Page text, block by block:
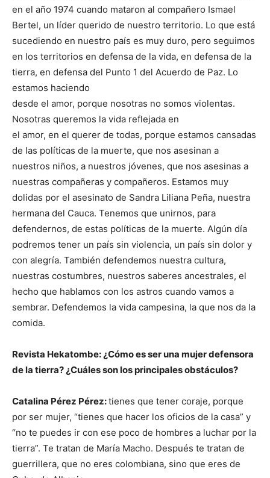
en el año 1974 cuando mataron al compañero Ismael
Bertel, un líder querido de nuestro territorio. Lo que está
sucediendo en nuestro país es muy duro, pero seguimos
en los territorios en defensa de la vida, en defensa de la
tierra, en defensa del Punto 1 del Acuerdo de Paz. Lo
estamos haciendo
desde el amor, porque nosotras no somos violentas.
Nosotras queremos la vida reflejada en
el amor, en el querer de todas, porque estamos cansadas
de las políticas de la muerte, que nos asesinan a
nuestros niños, a nuestros jóvenes, que nos asesinas a
nuestras compañeras y compañeros. Estamos muy
dolidas por el asesinato de Sandra Liliana Peña, nuestra
hermana del Cauca. Tenemos que unirnos, para
defendernos, de estas políticas de la muerte. Algún día
podremos tener un país sin violencia, un país sin dolor y
con alegría. También defendemos nuestra cultura,
nuestras costumbres, nuestros saberes ancestrales, el
hecho que hablamos con los astros cuando vamos a
sembrar. Defendemos la vida campesina, la que nos da la
comida.
Revista Hekatombe: ¿Cómo es ser una mujer defensora
de la tierra? ¿Cuáles son los principales obstáculos?
Catalina Pérez Pérez:tienes que tener coraje, porque
por ser mujer, “tienes que hacer los oficios de la casa” y
“no te puedes ir con ese poco de hombres a luchar por la
tierra”. Te tratan de María Macho. Después te tratan de
guerrillera, que no eres colombiana, sino que eres de